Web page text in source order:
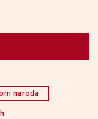
naroda